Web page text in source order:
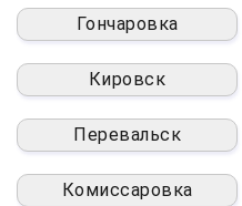
Гончаровка
Кировск
Перевальск
Комиссаровка